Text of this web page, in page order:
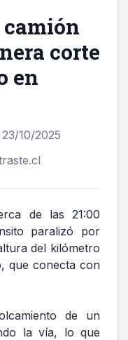
corte
en
23/10/2025
de las 21:00
paralizó por
del kilómetro
que conecta con
de un
la vía, lo que